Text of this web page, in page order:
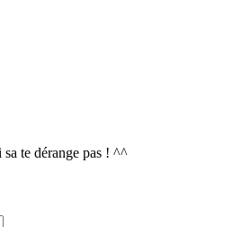
te dérange pas ! ^^